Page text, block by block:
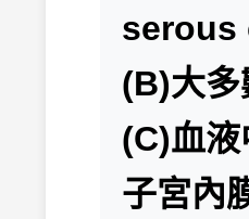
serous
(B)大
(C)血
子宮內